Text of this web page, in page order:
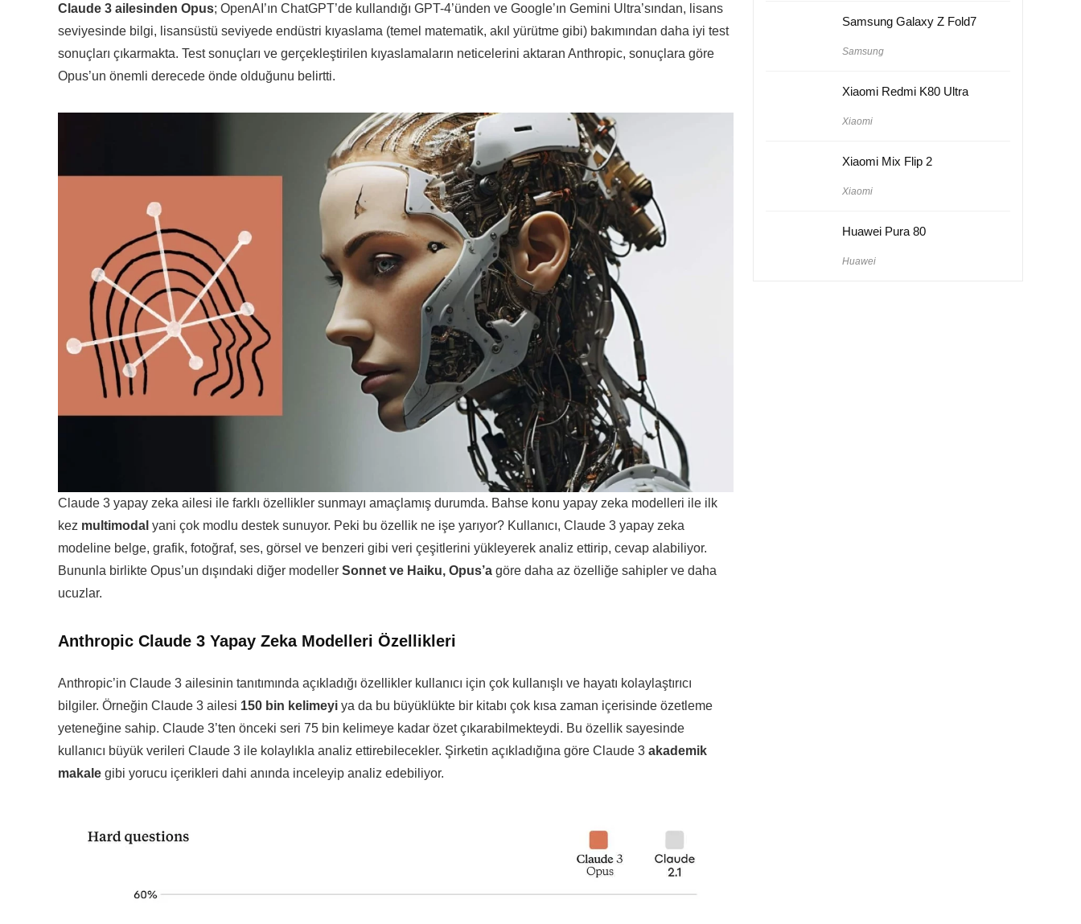
Claude 3 ailesinden Opus; OpenAI’ın ChatGPT’de kullandığı GPT-4’ünden ve Google’ın Gemini Ultra’sından, lisans
seviyesinde bilgi, lisansüstü seviyede endüstri kıyaslama (temel matematik, akıl yürütme gibi) bakımından daha iyi test
sonuçları çıkarmakta. Test sonuçları ve gerçekleştirilen kıyaslamaların neticelerini aktaran Anthropic, sonuçlara göre
Opus’un önemli derecede önde olduğunu belirtti.
Claude 3 yapay zeka ailesi ile farklı özellikler sunmayı amaçlamış durumda. Bahse konu yapay zeka modelleri ile ilk
kez multimodal yani çok modlu destek sunuyor. Peki bu özellik ne işe yarıyor? Kullanıcı, Claude 3 yapay zeka
modeline belge, grafik, fotoğraf, ses, görsel ve benzeri gibi veri çeşitlerini yükleyerek analiz ettirip, cevap alabiliyor.
Bununla birlikte Opus’un dışındaki diğer modeller Sonnet ve Haiku, Opus’a göre daha az özelliğe sahipler ve daha
ucuzlar.
Anthropic Claude 3 Yapay Zeka Modelleri Özellikleri
Anthropic’in Claude 3 ailesinin tanıtımında açıkladığı özellikler kullanıcı için çok kullanışlı ve hayatı kolaylaştırıcı
bilgiler. Örneğin Claude 3 ailesi 150 bin kelimeyi ya da bu büyüklükte bir kitabı çok kısa zaman içerisinde özetleme
yeteneğine sahip. Claude 3’ten önceki seri 75 bin kelimeye kadar özet çıkarabilmekteydi. Bu özellik sayesinde
kullanıcı büyük verileri Claude 3 ile kolaylıkla analiz ettirebilecekler. Şirketin açıkladığına göre Claude 3 akademik
makale gibi yorucu içerikleri dahi anında inceleyip analiz edebiliyor.
Samsung Galaxy Z Fold7
Samsung
Xiaomi Redmi K80 Ultra
Xiaomi
Xiaomi Mix Flip 2
Xiaomi
Huawei Pura 80
Huawei